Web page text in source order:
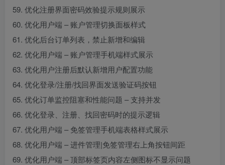
59. 优化注册界面密码效验提示规则展示
60. 优化用户端 – 账户管理切换面板样式
61. 优化后台订单列表，禁止新增和编辑
62. 优化用户端 – 账户管理手机端样式展示
63. 优化用户注册后默认新增用户配置功能
64. 优化登录/注册/找回界面发送验证码按钮
65. 优化订单监控阻塞和性能问题 – 支持并发
66. 优化登录、注册、找回密码时的提示逻辑
67. 优化用户端 – 免签管理手机端表格样式展示
68. 优化用户端 – 进件管理|免签管理右上角按钮间距
69. 优化用户端 – 顶部标签页内容左侧图标不显示问题